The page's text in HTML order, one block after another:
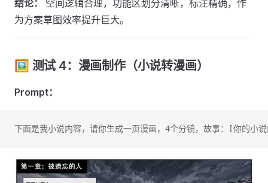
结论：
空间逻辑合理，功能区划分清晰，标注精确，作
为方案草图效率提升巨大。
🖼️ 测试 4：漫画制作（小说转漫画）
Prompt：
下面是我小说内容，请你生成一页漫画，4个分镜，故事：[你的小